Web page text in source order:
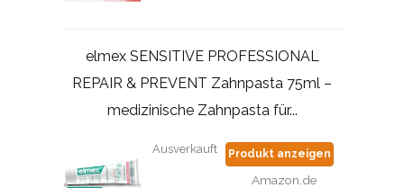
elmex SENSITIVE PROFESSIONAL
REPAIR & PREVENT Zahnpasta 75ml –
medizinische Zahnpasta für...
Ausverkauft Produkt anzeigen
Amazon.de